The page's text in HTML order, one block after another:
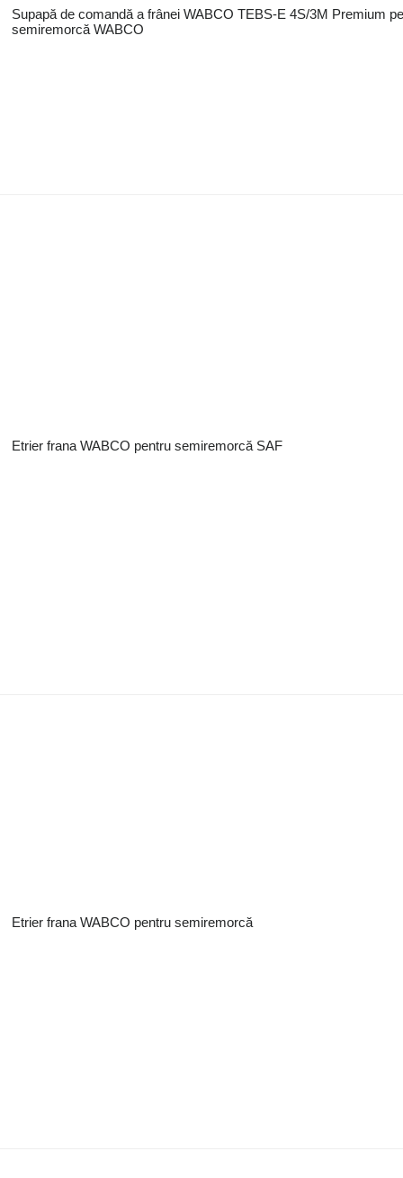
Supapă de comandă a frânei WABCO TEBS-E 4S/3M Premium
semiremorcă WABCO
Etrier frana WABCO pentru semiremorcă SAF
Etrier frana WABCO pentru semiremorcă